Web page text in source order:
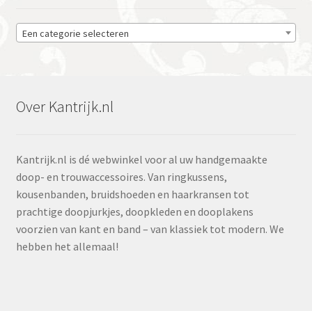
Een categorie selecteren
Over Kantrijk.nl
Kantrijk.nl is dé webwinkel voor al uw handgemaakte
doop- en trouwaccessoires. Van ringkussens,
kousenbanden, bruidshoeden en haarkransen tot
prachtige doopjurkjes, doopkleden en dooplakens
voorzien van kant en band – van klassiek tot modern. We
hebben het allemaal!